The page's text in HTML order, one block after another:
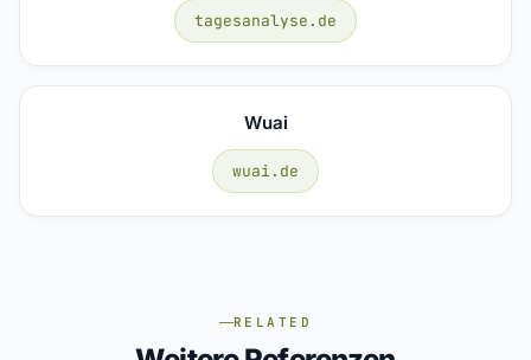
tagesanalyse.de
Wuai
wuai.de
RELATED